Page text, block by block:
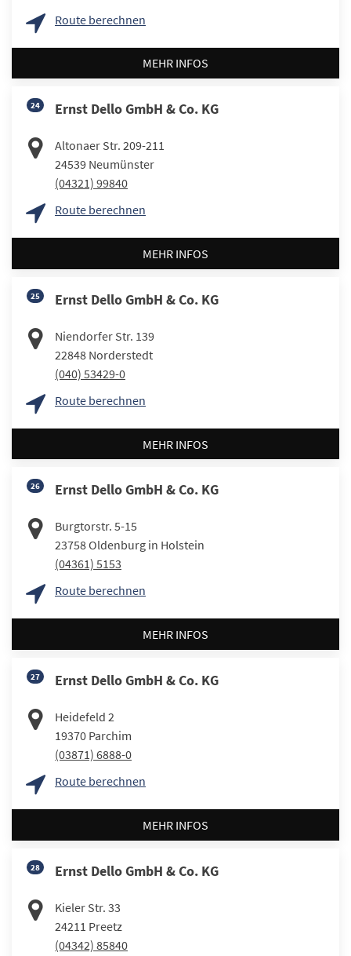
Route berechnen
MEHR INFOS
24 Ernst Dello GmbH & Co. KG
Altonaer Str. 209-211
24539 Neumünster
(04321) 99840
Route berechnen
MEHR INFOS
25 Ernst Dello GmbH & Co. KG
Niendorfer Str. 139
22848 Norderstedt
(040) 53429-0
Route berechnen
MEHR INFOS
26 Ernst Dello GmbH & Co. KG
Burgtorstr. 5-15
23758Oldenburg in Holstein
(04361) 5153
Route berechnen
MEHR INFOS
27 Ernst Dello GmbH & Co. KG
Heidefeld 2
19370 Parchim
(03871) 6888-0
Route berechnen
MEHR INFOS
28 Ernst Dello GmbH & Co. KG
Kieler Str. 33
24211 Preetz
(04342) 85840